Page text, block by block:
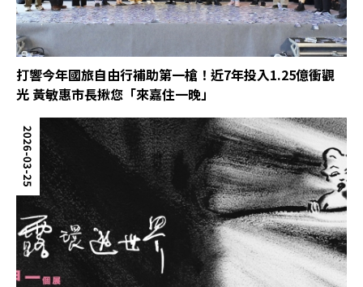
打響今年國旅自由行補助第一槍！近7年投入1.25億衝觀
光 黃敏惠市長揪您「來嘉住一晚」
2026-03-25